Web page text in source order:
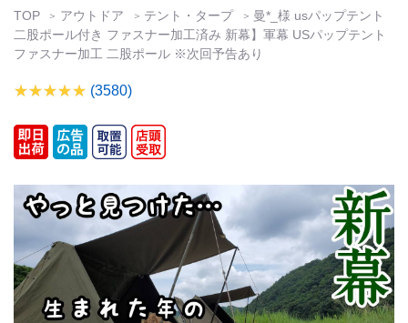
TOP アウトドア テント・タープ
曼*_様 usパップテント
二股ポール付き ファスナー加工済み 新幕】軍幕 USパップテント
ファスナー加工 二股ポール ※次回予告あり
(3580)